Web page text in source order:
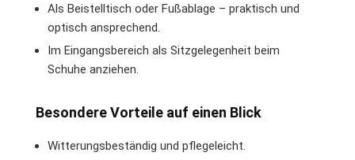
Als Beistelltisch oder Fußablage – praktisch und
optisch ansprechend.
Im Eingangsbereich als Sitzgelegenheit beim
Schuhe anziehen.
Besondere Vorteile auf einen Blick
Witterungsbeständig und pflegeleicht.